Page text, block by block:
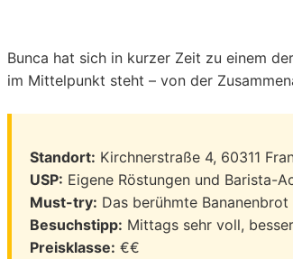
Bunca hat sich in kurzer Zeit zu einem
im Mittelpunkt steht – von der
Standort: Kirchnerstraße 4, 60311
USP: Eigene Röstungen und Barista-
Must-try: Das berühmte
Besuchstipp: Mittags sehr voll,
Preisklasse: €€